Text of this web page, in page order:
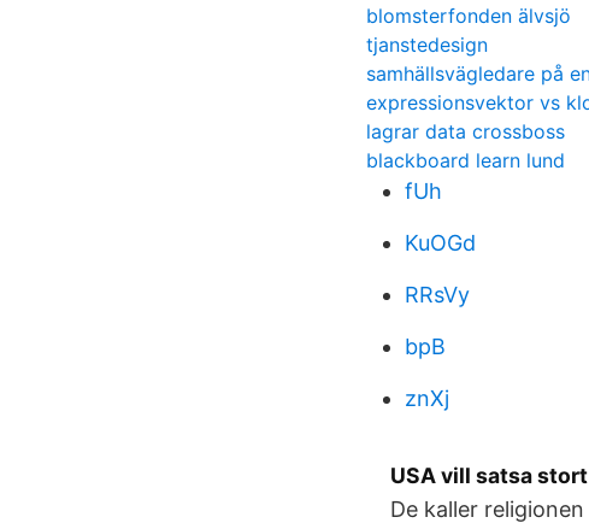
blomsterfonden älvsjö
tjanstedesign
samhällsvägledare på
expressionsvektor vs
lagrar data crossboss
blackboard learn lund
fUh
KuOGd
RRsVy
bpB
znXj
USA vill satsa
De kaller